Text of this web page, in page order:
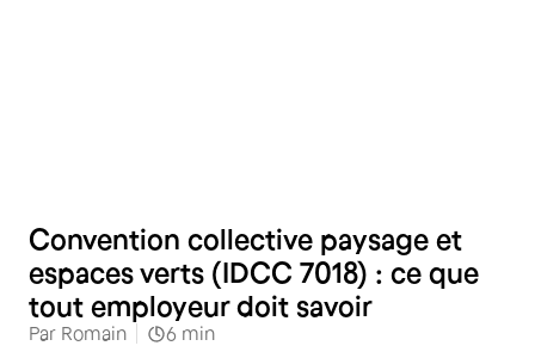
Convention collective paysage et
espaces verts (IDCC 7018) : ce que
tout employeur doit savoir
Par Romain 6 min